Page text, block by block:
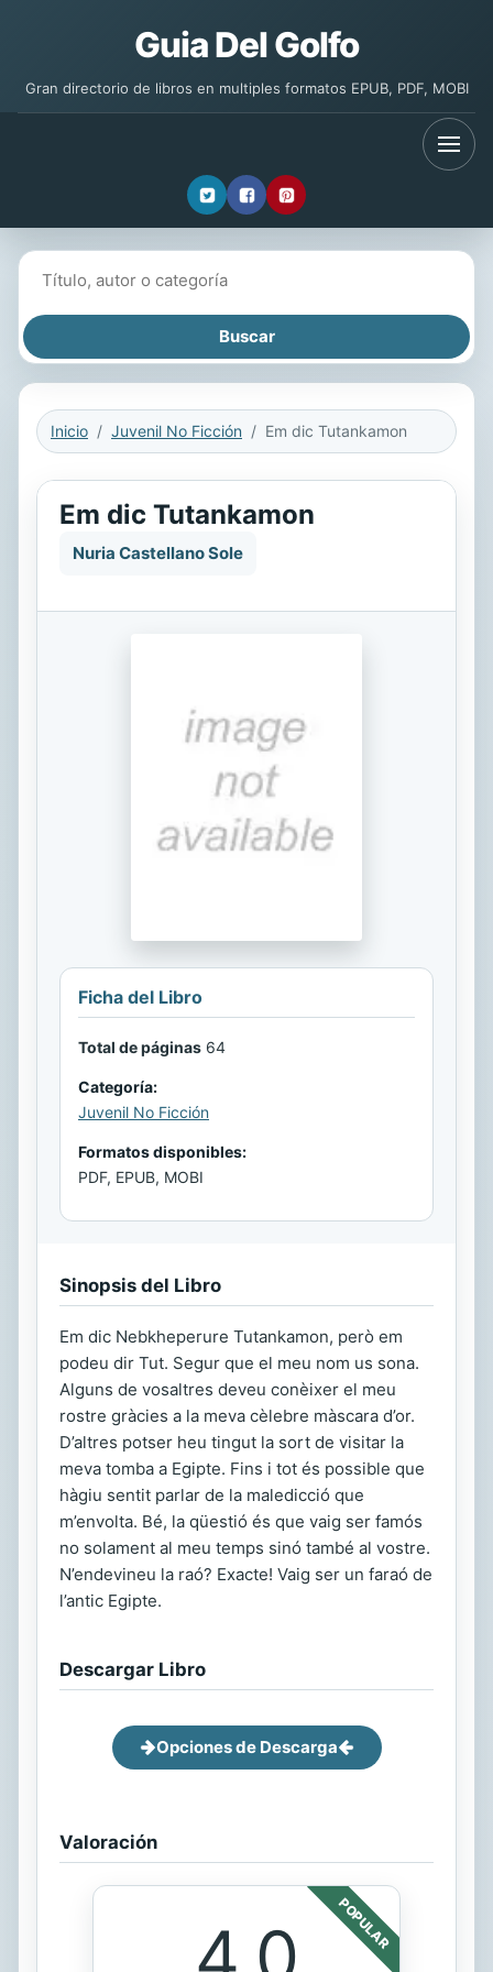
Guia Del Golfo
Gran directorio de libros en multiples formatos EPUB, PDF, MOBI
Inicio Juvenil No Ficción Em dic Tutankamon
Em dic Tutankamon
Nuria Castellano Sole
Ficha del Libro
Total de páginas 64
Categoría:
Juvenil No Ficción
Formatos disponibles:
PDF, EPUB, MOBI
Sinopsis del Libro
Em dic Nebkheperure Tutankamon, però em
podeu dir Tut. Segur que el meu nom us sona.
Alguns de vosaltres deveu conèixer el meu
rostre gràcies a la meva cèlebre màscara d’or.
D’altres potser heu tingut la sort de visitar la
meva tomba a Egipte. Fins i tot és possible que
hàgiu sentit parlar de la maledicció que
m’envolta. Bé, la qüestió és que vaig ser famós
no solament al meu temps sinó també al vostre.
N’endevineu la raó? Exacte! Vaig ser un faraó de
l’antic Egipte.
Descargar Libro
Opciones de Descarga
Valoración
POPULAR